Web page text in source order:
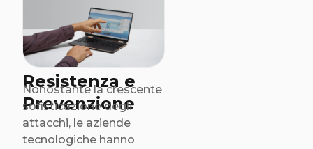
Resistenza e
Prevenzione
Nonostante la crescente
sofisticazione degli
attacchi, le aziende
tecnologiche hanno